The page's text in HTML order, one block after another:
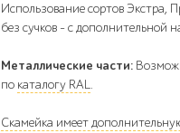
Использование сортов Экстра,
без сучков - с дополнительной
Металлические части:
по каталогу RAL.
Скамейка имеет